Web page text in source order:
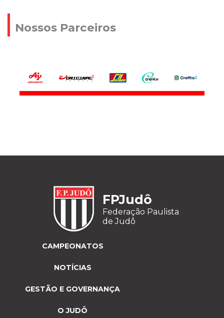
Nossos Parceiros
FPJudô
Federação Paulista
de Judô
CAMPEONATOS
NOTÍCIAS
GESTÃO E GOVERNANÇA
O JUDÔ